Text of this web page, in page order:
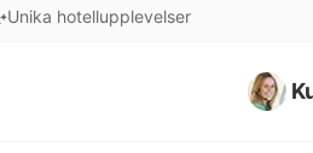
Unika hotellupplevelser